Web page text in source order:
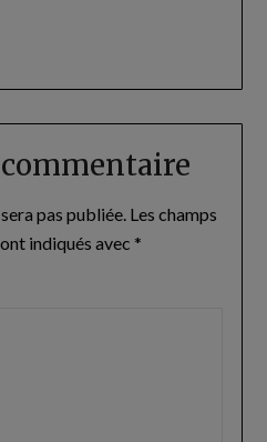
pas publiée. Les champs
indiqués avec *